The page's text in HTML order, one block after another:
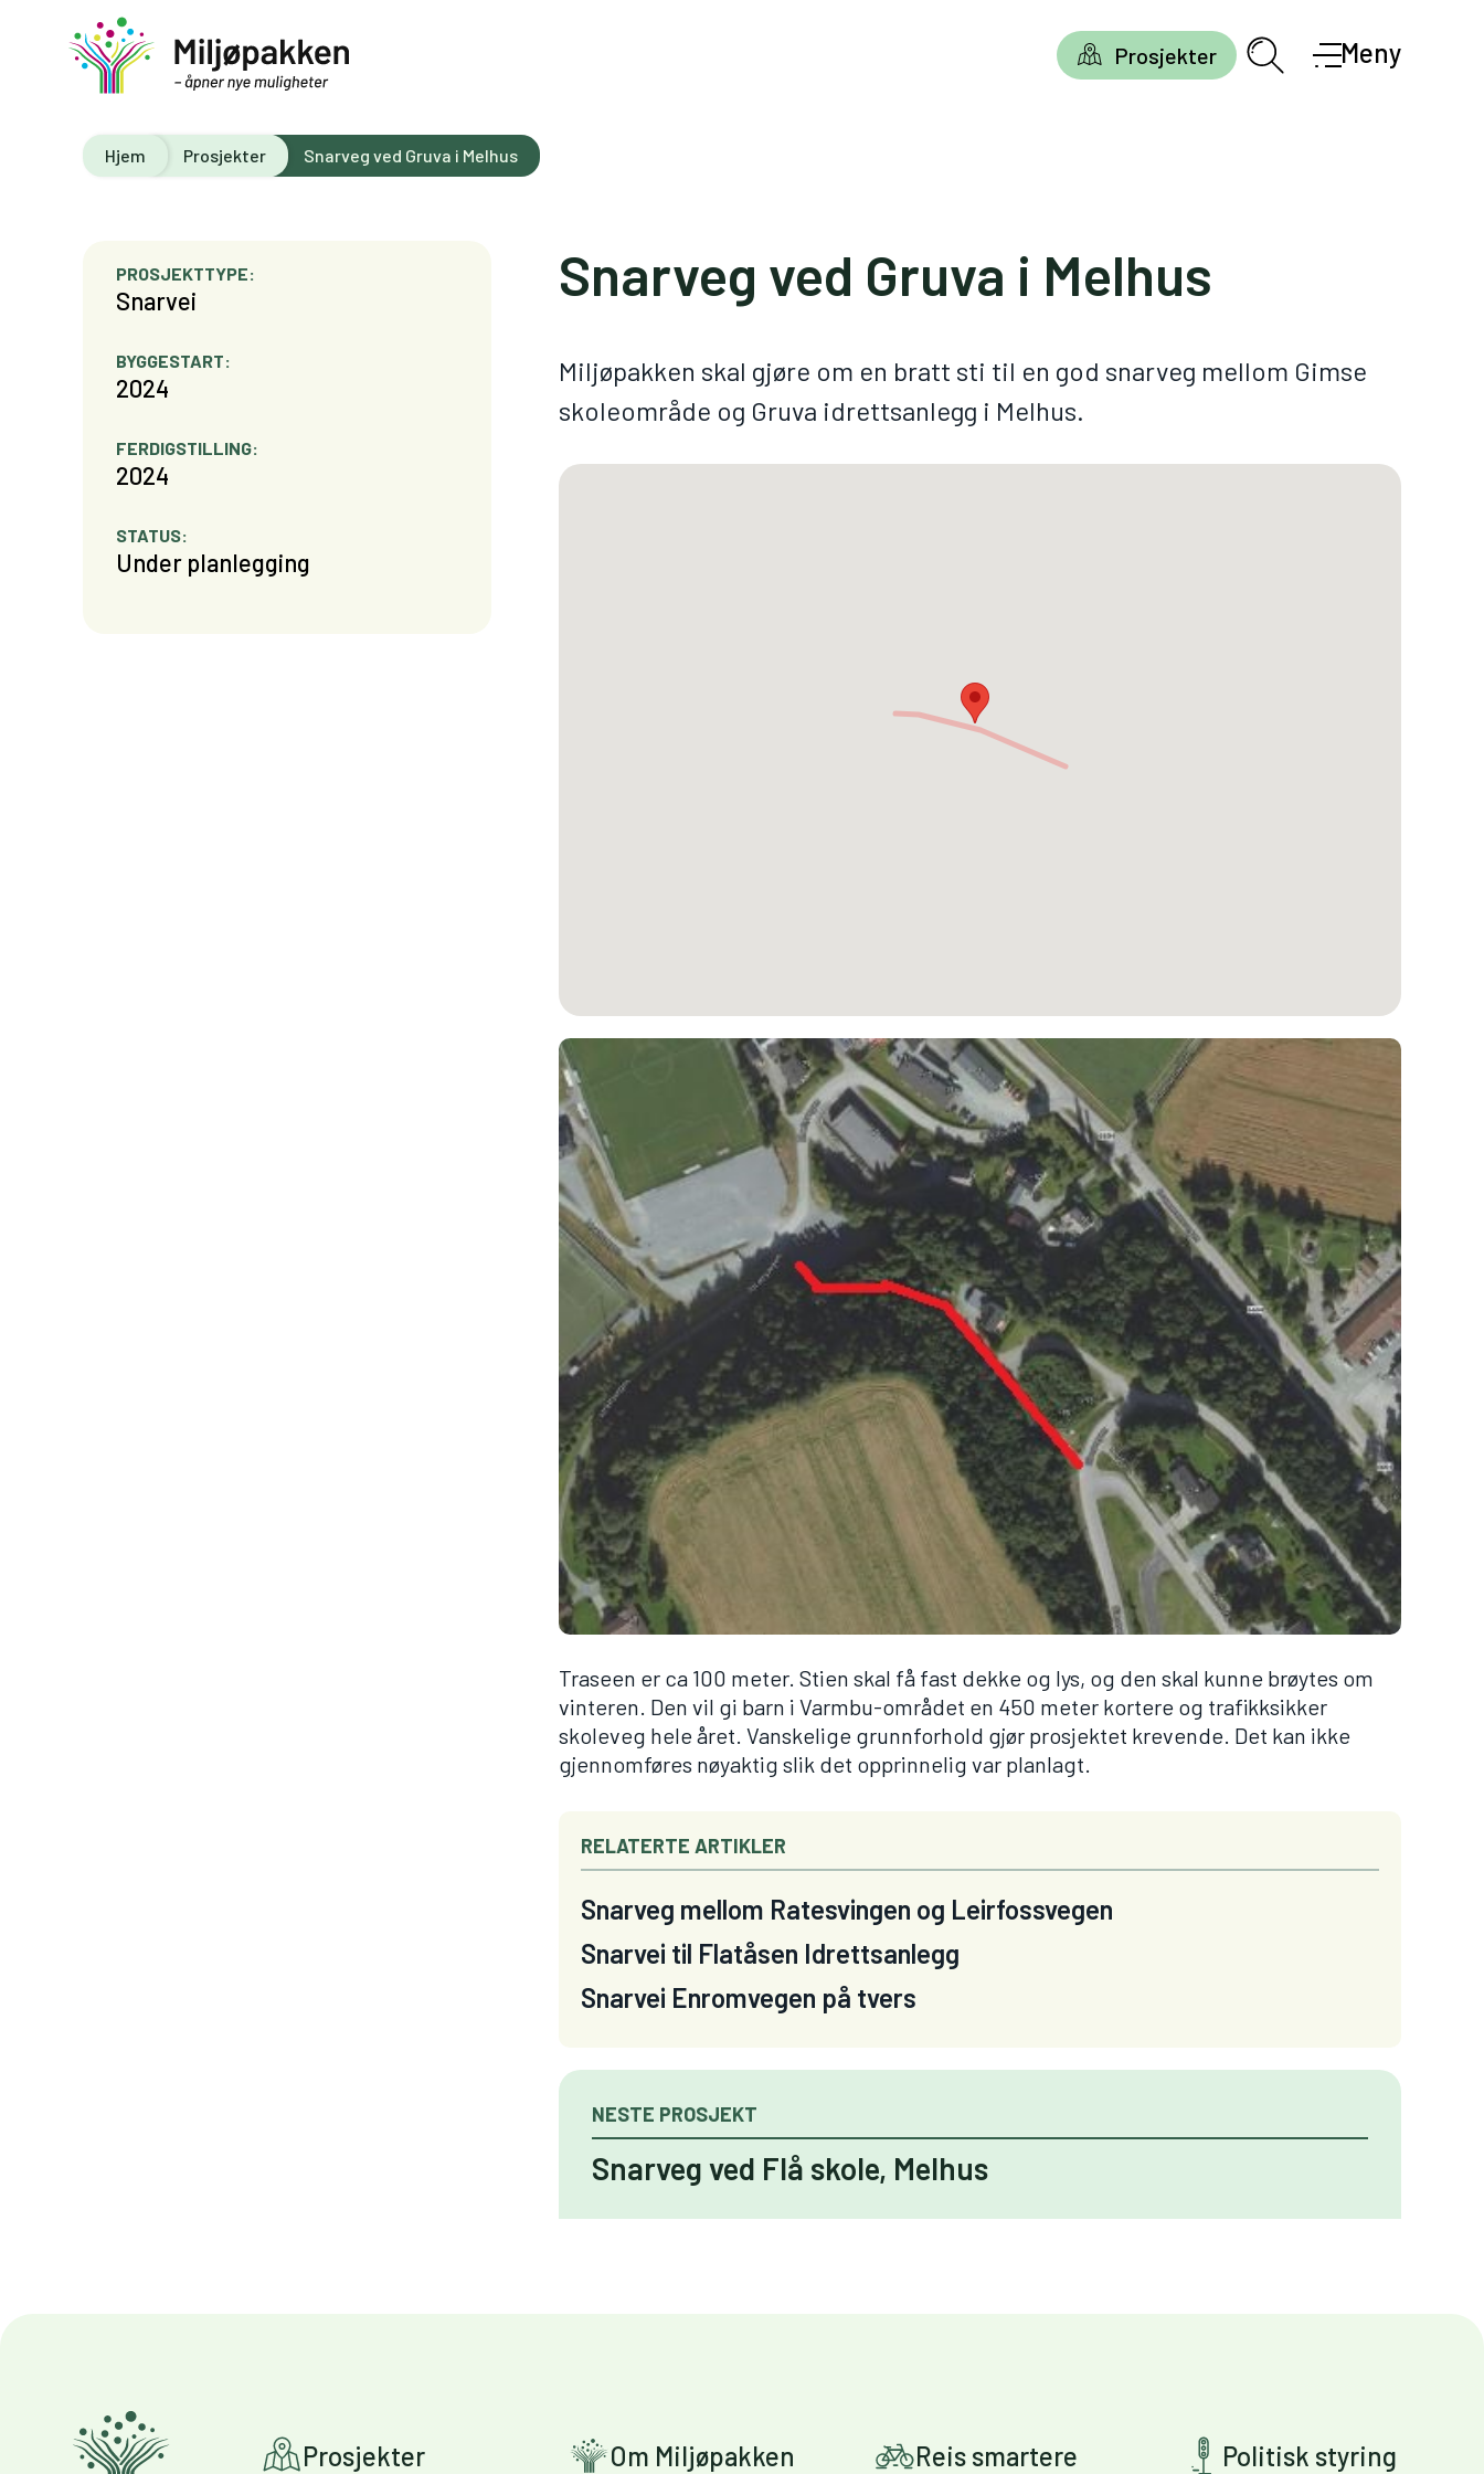
Prosjekter Meny
Hjem Prosjekter Snarveg ved Gruva i Melhus
PROSJEKTTYPE:
Snarvei
BYGGESTART:
2024
FERDIGSTILLING:
2024
STATUS:
Under planlegging
Snarveg ved Gruva i Melhus
Miljøpakken skal gjøre om en bratt sti til en god snarveg mellom Gimse
skoleområde og Gruva idrettsanlegg i Melhus.
Traseen er ca 100 meter. Stien skal få fast dekke og lys, og den skal kunne brøytes om
vinteren. Den vil gi barn i Varmbu-området en 450 meter kortere og trafikksikker
skoleveg hele året. Vanskelige grunnforhold gjør prosjektet krevende. Det kan ikke
gjennomføres nøyaktig slik det opprinnelig var planlagt.
RELATERTE ARTIKLER
Snarveg mellom Ratesvingen og Leirfossvegen
Snarvei til Flatåsen Idrettsanlegg
Snarvei Enromvegen på tvers
NESTE PROSJEKT
Snarveg ved Flå skole, Melhus
Prosjekter Om Miljøpakken Reis smartere Politisk styring